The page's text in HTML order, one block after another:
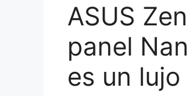
ASUS
panel
es un